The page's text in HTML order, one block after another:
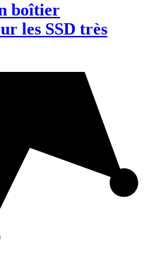
boîtier
les SSD très